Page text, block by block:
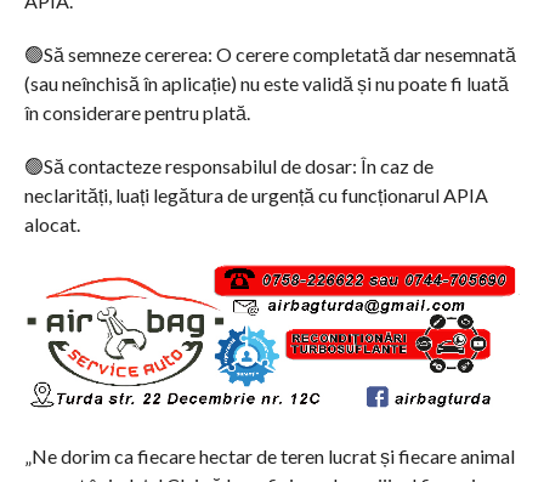
🟢Să semneze cererea: O cerere completată dar nesemnată
(sau neînchisă în aplicație) nu este validă și nu poate fi luată
în considerare pentru plată.
🟢Să contacteze responsabilul de dosar: În caz de
neclarități, luați legătura de urgență cu funcționarul APIA
alocat.
„Ne dorim ca fiecare hectar de teren lucrat și fiecare animal